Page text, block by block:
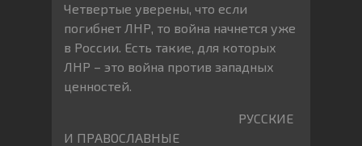
Четвертые уверены, что если
погибнет ЛНР, то война начнется уже
в России. Есть такие, для которых
ЛНР – это война против западных
ценностей.
РУССКИЕ
И ПРАВОСЛАВНЫЕ